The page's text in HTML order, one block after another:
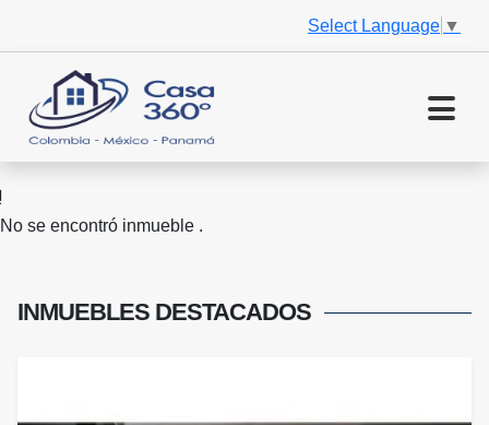
Select Language ▼
No se encontró inmueble .
INMUEBLES DESTACADOS